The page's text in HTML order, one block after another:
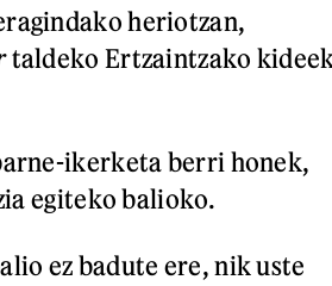
heriotzan,
taldeko Ertzaintzako
ikerketa berri honek,
egiteko balioko.
ez badute ere, nik uste